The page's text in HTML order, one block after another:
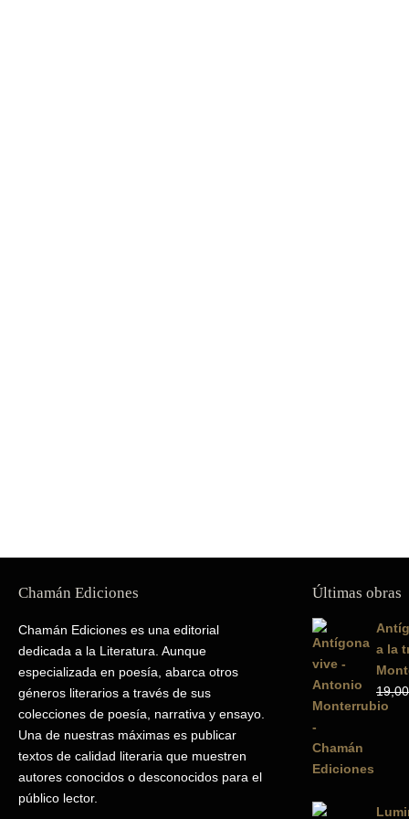
Chamán Ediciones
Chamán Ediciones es una editorial
dedicada a la Literatura. Aunque
especializada en poesía, abarca otros
géneros literarios a través de sus
colecciones de poesía, narrativa y ensayo.
Una de nuestras máximas es publicar
textos de calidad literaria que muestren
autores conocidos o desconocidos para el
público lector.
Últimas obras
a la
19,00